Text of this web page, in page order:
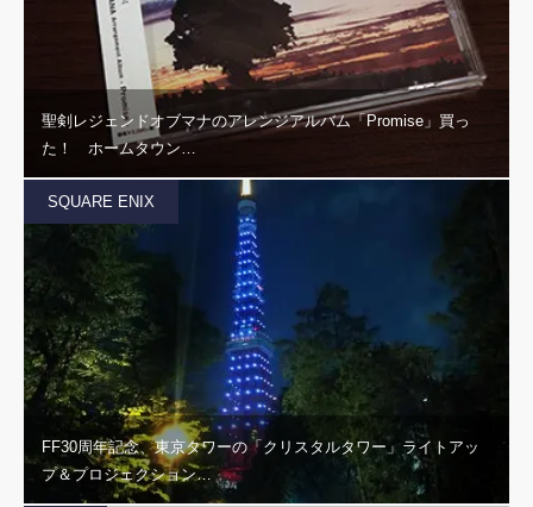
聖剣レジェンドオブマナのアレンジアルバム「Promise」買っ
た！ ホームタウン…
SQUARE ENIX
FF30周年記念、東京タワーの「クリスタルタワー」ライトアッ
プ＆プロジェクション…